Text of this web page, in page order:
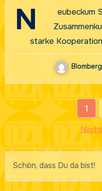
N
eubeckum
starke
Blomberg
der
Beiträge
1
Schön, dass Du da bist!